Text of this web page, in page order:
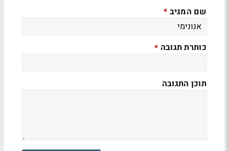
שם המגיב *
כותרת תגובה *
תוכן התגובה